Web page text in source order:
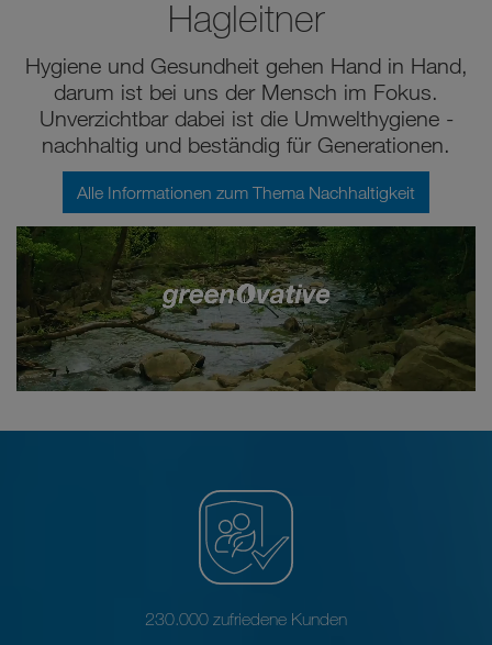
Hagleitner
Hygiene und Gesundheit gehen Hand in Hand,
darum ist bei uns der Mensch im Fokus.
Unverzichtbar dabei ist die Umwelthygiene -
nachhaltig und beständig für Generationen.
Alle Informationen zum Thema Nachhaltigkeit
230.000 zufriedene Kunden